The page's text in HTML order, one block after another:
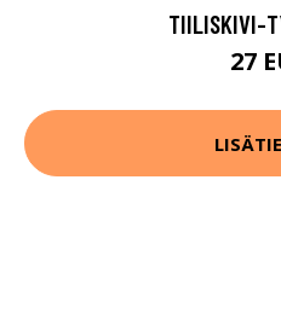
TIILISKIVI-
27